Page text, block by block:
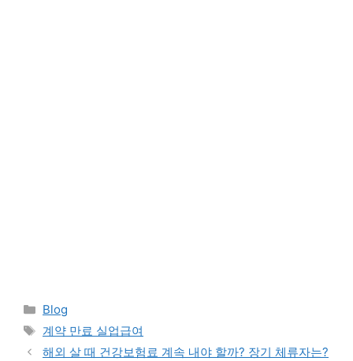
Categories
Blog
Tags
계약 만료 실업급여
해외 살 때 건강보험료 계속 내야 할까? 장기 체류자는?